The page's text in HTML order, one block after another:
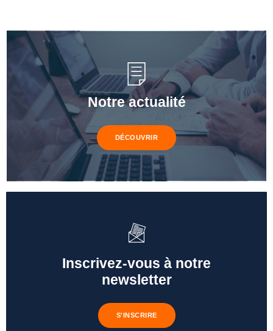
Notre actualité
DÉCOUVRIR
Inscrivez-vous à notre
newsletter
S'INSCRIRE